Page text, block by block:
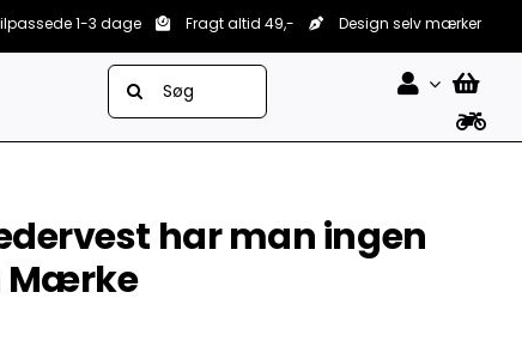
1-3 dage Fragt altid 49,- Design selv mærker
Søg
efter:
har man ingen
Mærke